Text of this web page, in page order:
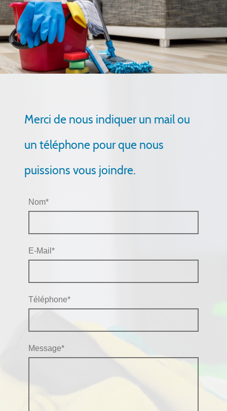
Merci de nous indiquer un mail ou
un téléphone pour que nous
puissions vous joindre.
Nom*
E-Mail *
Téléphone*
Message*